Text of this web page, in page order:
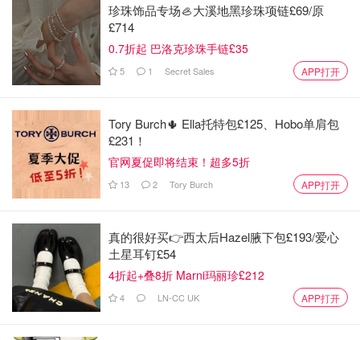
📧您已取消订阅垃圾邮件。 我们都看到过链接，这些链接
声称，如果您以后不想再收到任何消息，只需单击取消订阅
按钮或在主题行中回复“取消订阅”即可。 通常，退订信息会
附带“保证退订”或俗语，声称它们遵循美国的垃圾邮件法
规。
📧取消订阅您从未订阅过的内容的问题在于，您可能只在验
证自己已坏人手中的地址。 请记住，垃圾邮件发送者不会
遵守规则，会尽其所能来验证您的地址，然后将其出售给其
他人。
珍珠饰品专场🦪大溪地黑珍珠项链£69/原
£714
0.7折起 巴洛克珍珠手链£35
5 1 Secret Sales APP打开
Tory Burch🌵 Ella托特包£125、Hobo单肩包
£231！
官网夏促即将结束！超多5折
13 2 Tory Burch APP打开
真的很好买👉西太后Hazel腋下包£193/爱心
土星耳钉£54
4折起+叠8折 Marni玛丽珍£212
4 LN-CC UK APP打开